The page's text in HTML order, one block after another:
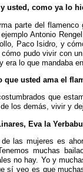
usted, como ya lo
parte del
Antonio
Paco Isidro, y
cómo pudo vivir con
era lo que mandaba
que usted ama el
que
los demás, vivir y
Eva la
de las mujeres es
muchas
no hay. Yo y
sí veo es que